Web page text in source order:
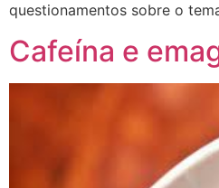
questionamentos sobre o
Cafeína e